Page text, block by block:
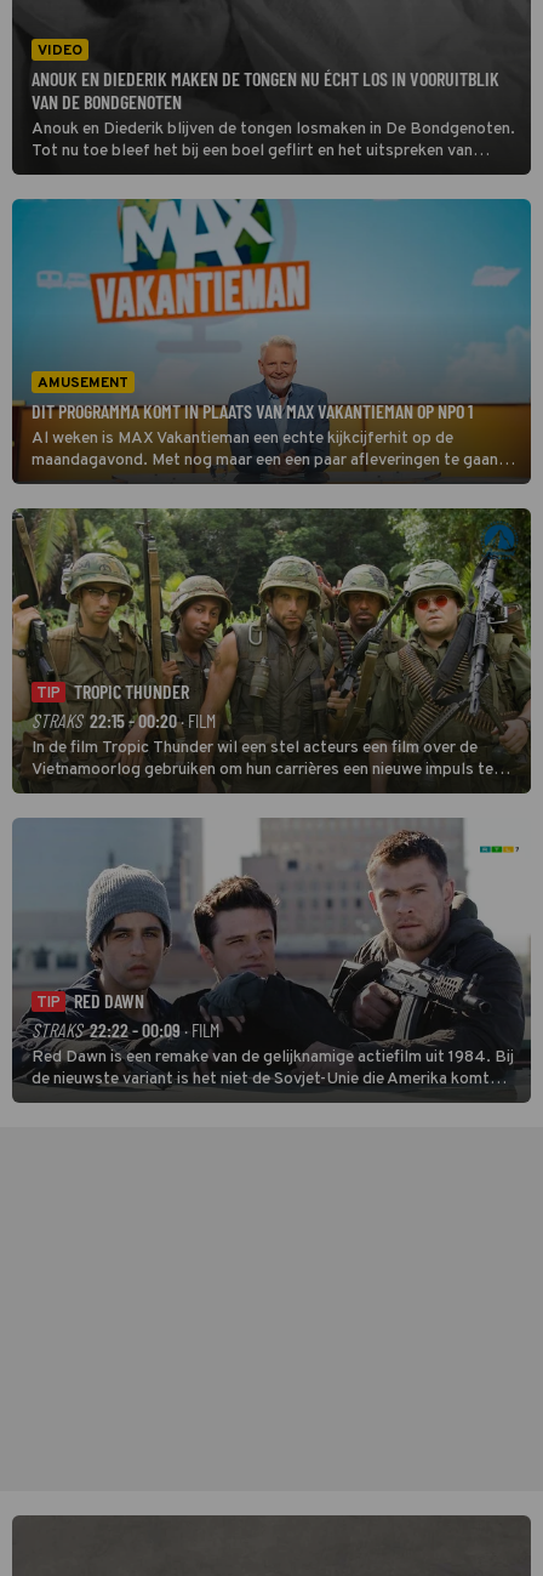
VIDEO
ANOUK EN DIEDERIK MAKEN DE TONGEN NU ÉCHT LOS IN VOORUITBLIK
VAN DE BONDGENOTEN
Anouk en Diederik blijven de tongen losmaken in De Bondgenoten.
Tot nu toe bleef het bij een boel geflirt en het uitspreken van
gevoelens, maar vanavond zien kijkers de twee een stap verder
gaan.
AMUSEMENT
DIT PROGRAMMA KOMT IN PLAATS VAN MAX VAKANTIEMAN OP NPO 1
Al weken is MAX Vakantieman een echte kijkcijferhit op de
maandagavond. Met nog maar een een paar afleveringen te gaan, is
het tijd om alvast vooruit te blikken. Welk programma neemt
daarna de plek op NPO 1 in? Wij zochten het voor je uit!
TIP
TROPIC THUNDER
STRAKS 22:15 - 00:20· FILM
In de film Tropic Thunder wil een stel acteurs een film over de
Vietnamoorlog gebruiken om hun carrières een nieuwe impuls te
geven, maar tijdens de opnamen in het zuiden van Vietnam komen
ze in een oorlog tussen twee drugsbendes terecht.
TIP
RED DAWN
STRAKS 22:22 - 00:09· FILM
Red Dawn is een remake van de gelijknamige actiefilm uit 1984. Bij
de nieuwste variant is het niet de Sovjet-Unie die Amerika komt
binnenvallen, maar zijn Rusland en Noord-Korea de vijanden.